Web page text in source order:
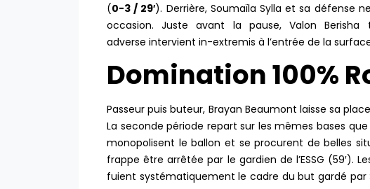
(0-3 / 29′). Derrière, Soumaïla Sylla et sa défense
occasion. Juste avant la pause, Valon
adverse intervient in-extremis à l’entrée de la
Domination 100%
Passeur puis buteur, Brayan Beaumont laisse sa
La seconde période repart sur les mêmes bases
monopolisent le ballon et se procurent de belles
frappe être arrêtée par le gardien de l’ESSG (59′).
fuient systématiquement le cadre du but gardé par